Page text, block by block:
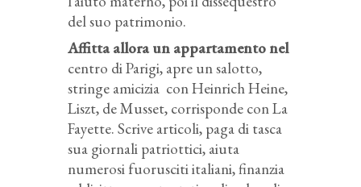
del suo patrimonio.
Affitta allora un appartamento nel
centro di Parigi, apre un salotto,
stringe amicizia con Heinrich Heine,
Liszt, de Musset, corrisponde con La
Fayette. Scrive articoli, paga di tasca
sua giornali patriottici, aiuta
numerosi fuorusciti italiani, finanzia